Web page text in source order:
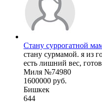
Стану суррогатной
стану сурмамой. я из
есть лишний вес,
Миля №74980
1600000 руб.
Бишкек
644